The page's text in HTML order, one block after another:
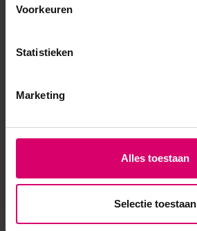
Voorkeuren
Statistieken
Marketing
Alles toestaan
Selectie toestaan